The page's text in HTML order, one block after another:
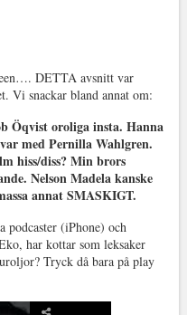
DETTA avsnitt var
Vi snackar bland annat om:
Öqvist oroliga insta. Hanna
med Pernilla Wahlgren.
hiss/diss? Min brors
Nelson Madela kanske
annat SMASKIGT.
podcaster (iPhone) och
har kottar som leksaker
Tryck då bara på play